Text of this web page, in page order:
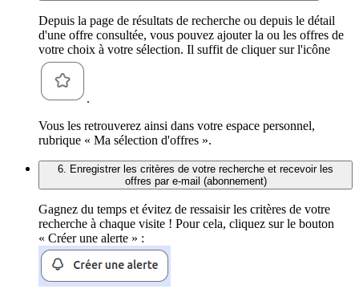
Depuis la page de résultats de recherche ou depuis le détail
d'une offre consultée, vous pouvez ajouter la ou les offres de
votre choix à votre sélection. Il suffit de cliquer sur l'icône
.
Vous les retrouverez ainsi dans votre espace personnel,
rubrique « Ma sélection d'offres ».
6. Enregistrer les critères de votre recherche et recevoir les
offres par e-mail (abonnement)
Gagnez du temps et évitez de ressaisir les critères de votre
recherche à chaque visite ! Pour cela, cliquez sur le bouton
« Créer une alerte » :